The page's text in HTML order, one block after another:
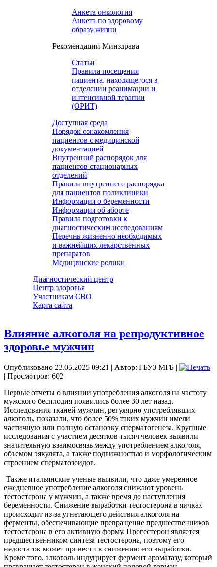
Анкета онкология
Анкета по здоровому
образу жизни
Рекомендации Минздрава
Статьи
Правила посещения
пациента, находящегося в
отделении реанимации и
интенсивной терапии
(ОРИТ)
Доступная среда
Порядок ознакомления
пациентов с медицинской
документацией
Внутренний распорядок для
пациентов стационарных
отделений
Правила внутреннего распорядка
для пациентов поликлиники
Информация о беременности
Информация об аборте
Правила подготовки к
диагностическим исследованиям
Перечнь жизненно необходимых
и важнейших лекарственных
препаратов
Медицинские ролики
Диагностический центр
Центр здоровья
Участникам СВО
Карта сайта
Влияние алкоголя на репродуктивное
здоровье мужчин
Опубликовано 23.05.2025 09:21 | Автор: ГБУЗ МГБ |
| Просмотров: 602
Первые отчеты о влиянии употребления алкоголя на частоту
мужского бесплодия появились более 30 лет назад.
Исследования тканей мужчин, регулярно употреблявших
алкоголь, показали, что более 50% таких мужчин имели
частичную или полную остановку сперматогенеза. Крупные
исследования с участием десятков тысяч человек выявили
значительную взаимосвязь между употреблением алкоголя,
объемом эякулята, а также подвижностью и морфологическим
строением сперматозоидов.
Также итальянские ученые выявили, что даже умеренное
ежедневное употребление алкоголя снижают уровень
тестостерона у мужчин, а также время до наступления
беременности. Снижение выработки тестостерона в яичках
происходит из-за угнетающего действия алкоголя на
ферменты, обеспечивающие превращение предшественников
тестостерона в его активную форму. Прогестерон является
предшественником синтеза тестостерона, поэтому его
недостаток может привести к снижению его выработки.
Кроме того, алкоголь индуцирует фермент ароматазу, который